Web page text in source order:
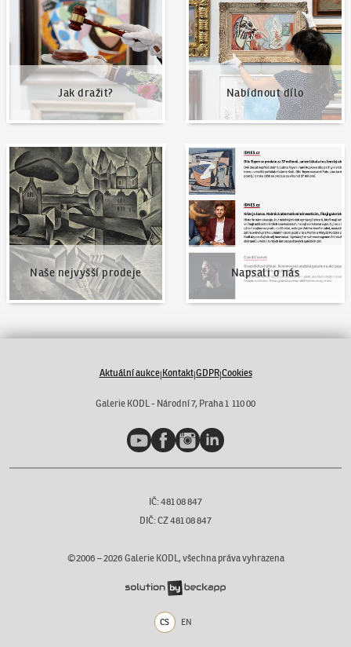
Jak dražit? Nabídnout dílo
Naše nejvyšší prodeje
Naše nejvyšší prodeje
Napsali o nás
Napsali o nás
Aktuální aukce|Kontakt|GDPR|Cookies
Galerie KODL - Národní 7, Praha 1 110 00
YouTubeFacebookInstagramLinkedIn
IČ: 481 08 847
DIČ: CZ 481 08 847
©2006 –2026 Galerie KODL, všechna práva vyhrazena
CS EN